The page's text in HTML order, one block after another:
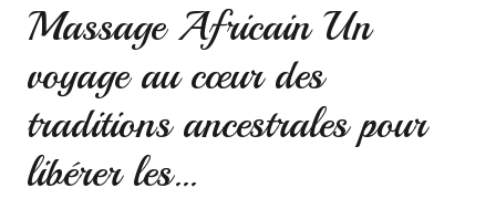
Massage Africain Un
voyage au cœur des
traditions ancestrales pour
libérer les…